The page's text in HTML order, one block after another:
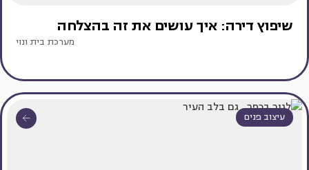
שיפוץ דירה: איך עושים את זה בהצלחה
מערכת בית ונוי
עיצוב פנים